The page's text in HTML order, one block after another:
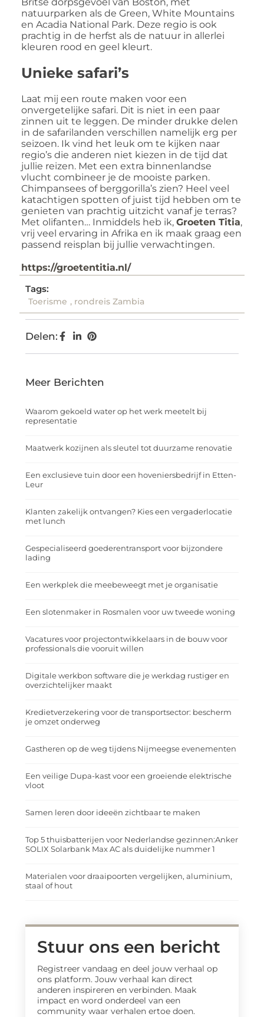
natuurparken als de Green, White Mountains
en Acadia National Park. Deze regio is ook
prachtig in de herfst als de natuur in allerlei
kleuren rood en geel kleurt.
Unieke safari’s
Laat mij een route maken voor een
onvergetelijke safari. Dit is niet in een paar
zinnen uit te leggen. De minder drukke delen
in de safarilanden verschillen namelijk erg per
seizoen. Ik vind het leuk om te kijken naar
regio’s die anderen niet kiezen in de tijd dat
jullie reizen. Met een extra binnenlandse
vlucht combineer je de mooiste parken.
Chimpansees of berggorilla’s zien? Heel veel
katachtigen spotten of juist tijd hebben om te
genieten van prachtig uitzicht vanaf je terras?
Met olifanten… Inmiddels heb ik, Groeten Titia,
vrij veel ervaring in Afrika en ik maak graag een
passend reisplan bij jullie verwachtingen.
https://groetentitia.nl/
Tags:
Toerisme , rondreis Zambia
Delen:
Meer Berichten
Waarom gekoeld water op het werk meetelt bij
representatie
Maatwerk kozijnen als sleutel tot duurzame renovatie
Een exclusieve tuin door een hoveniersbedrijf in Etten-
Leur
Klanten zakelijk ontvangen? Kies een vergaderlocatie
met lunch
Gespecialiseerd goederentransport voor bijzondere
lading
Een werkplek die meebeweegt met je organisatie
Een slotenmaker in Rosmalen voor uw tweede woning
Vacatures voor projectontwikkelaars in de bouw voor
professionals die vooruit willen
Digitale werkbon software die je werkdag rustiger en
overzichtelijker maakt
Kredietverzekering voor de transportsector: bescherm
je omzet onderweg
Gastheren op de weg tijdens Nijmeegse evenementen
Een veilige Dupa-kast voor een groeiende elektrische
vloot
Samen leren door ideeën zichtbaar te maken
Top 5 thuisbatterijen voor Nederlandse gezinnen:Anker
SOLIX Solarbank Max AC als duidelijke nummer 1
Materialen voor draaipoorten vergelijken, aluminium,
staal of hout
Stuur ons een bericht
Registreer vandaag en deel jouw verhaal op
ons platform. Jouw verhaal kan direct
anderen inspireren en verbinden. Maak
impact en word onderdeel van een
community waar verhalen ertoe doen.